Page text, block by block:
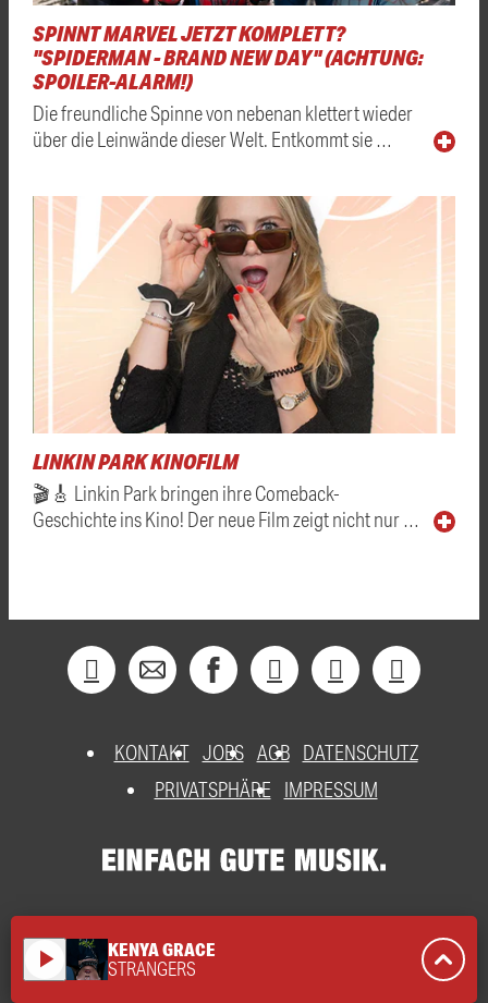
SPINNT MARVEL JETZT KOMPLETT?
"SPIDERMAN - BRAND NEW DAY" (ACHTUNG:
SPOILER-ALARM!)
Die freundliche Spinne von nebenan klettert wieder
über die Leinwände dieser Welt. Entkommt sie …
LINKIN PARK KINOFILM
🎬🎸 Linkin Park bringen ihre Comeback-
Geschichte ins Kino! Der neue Film zeigt nicht nur …
KONTAKT JOBS AGB DATENSCHUTZ
PRIVATSPHÄRE
IMPRESSUM
play_arrow KENYA GRACE
STRANGERS